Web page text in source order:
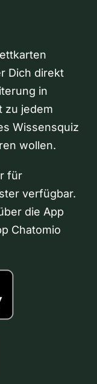
Dich direkt
in
zu jedem
Wissensquiz
wollen.
für
verfügbar.
die App
Chatomio